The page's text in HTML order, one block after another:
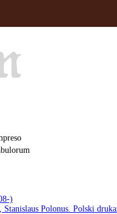
)
Polonus. Polski